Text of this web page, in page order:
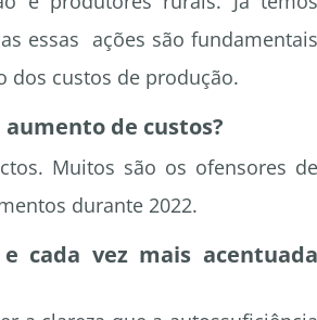
essas ações são fundamentais
dos custos de produção.
de custos?
Muitos são os ofensores de
durante 2022.
cada vez mais acentuada